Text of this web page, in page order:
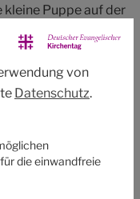
Puppe auf der
dort so los war und
hat.
Martin Gomez
von
Datenschutz.
die einwandfreie